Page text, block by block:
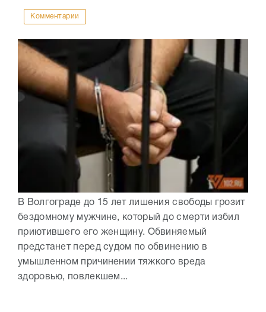
Комментарии
В Волгограде до 15 лет лишения свободы грозит
бездомному мужчине, который до смерти избил
приютившего его женщину. Обвиняемый
предстанет перед судом по обвинению в
умышленном причинении тяжкого вреда
здоровью, повлекшем...